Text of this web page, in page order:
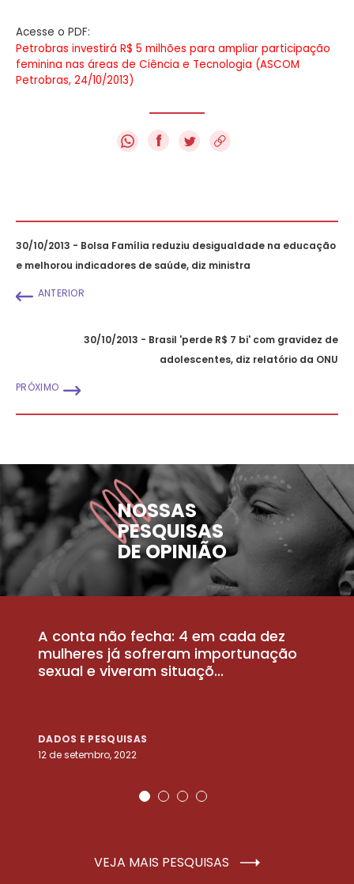
Acesse o PDF:
Petrobras investirá R$ 5 milhões para ampliar participação
feminina nas áreas de Ciência e Tecnologia (ASCOM
Petrobras, 24/10/2013)
f
30/10/2013 - Bolsa Família reduziu desigualdade na educação
e melhorou indicadores de saúde, diz ministra
ANTERIOR
30/10/2013 - Brasil 'perde R$ 7 bi' com gravidez de
adolescentes, diz relatório da ONU
PRÓXIMO
NOSSAS
PESQUISAS
DE OPINIÃO
A conta não fecha: 4 em cada dez
mulheres já sofreram importunação
sexual e viveram situaçõ...
DADOS E PESQUISAS
12 de setembro, 2022
VEJA MAIS PESQUISAS